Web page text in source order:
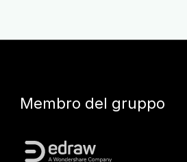
Membro del gruppo